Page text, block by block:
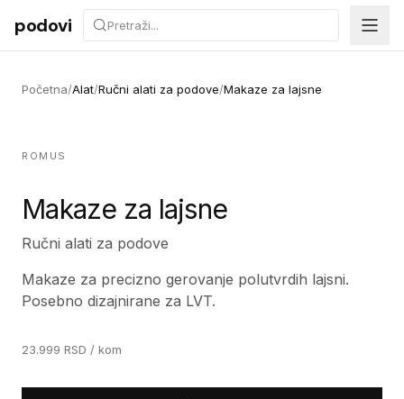
Preskoči na sadržaj
podovi
Početna/Alat/Ručni alati za podove/Makaze za lajsne
ROMUS
Makaze za lajsne
Ručni alati za podove
Makaze za precizno gerovanje polutvrdih lajsni.
Posebno dizajnirane za LVT.
23.999 RSD / kom